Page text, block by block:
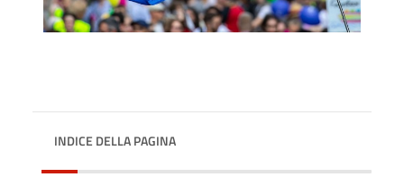
INDICE DELLA PAGINA